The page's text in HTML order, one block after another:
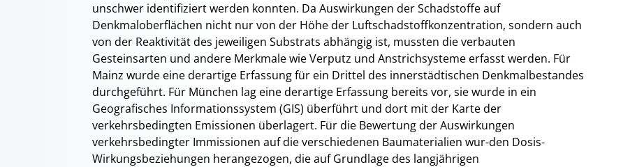
unschwer identifiziert werden konnten. Da Auswirkungen der Schadstoffe auf
Denkmaloberflächen nicht nur von der Höhe der Luftschadstoffkonzentration, sondern auch
von der Reaktivität des jeweiligen Substrats abhängig ist, mussten die verbauten
Gesteinsarten und andere Merkmale wie Verputz und Anstrichsysteme erfasst werden. Für
Mainz wurde eine derartige Erfassung für ein Drittel des innerstädtischen Denkmalbestandes
durchgeführt. Für München lag eine derartige Erfassung bereits vor, sie wurde in ein
Geografisches Informationssystem (GIS) überführt und dort mit der Karte der
verkehrsbedingten Emissionen überlagert. Für die Bewertung der Auswirkungen
verkehrsbedingter Immissionen auf die verschiedenen Baumaterialien wur-den Dosis-
Wirkungsbeziehungen herangezogen, die auf Grundlage des langjährigen